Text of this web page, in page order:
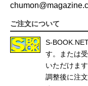
chumon@
ご注文について
S-
す。または
いただけま
調整後に注